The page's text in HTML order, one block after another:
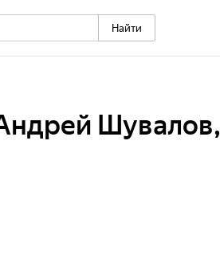
Найти
Шувалов,